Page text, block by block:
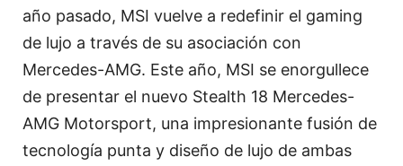
año pasado, MSI vuelve a redefinir el gaming
de lujo a través de su asociación con
Mercedes-AMG. Este año, MSI se enorgullece
de presentar el nuevo Stealth 18 Mercedes-
AMG Motorsport, una impresionante fusión de
tecnología punta y diseño de lujo de ambas